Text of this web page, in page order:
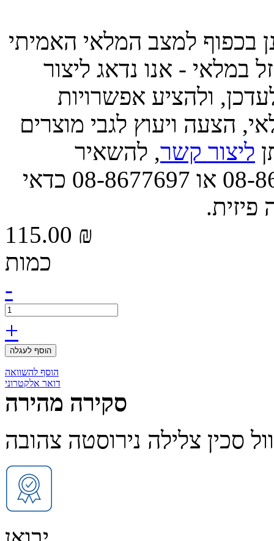
בכפוף למצב המלאי האמיתי
במלאי - אנו נדאג ליצור
ולהציע אפשרויות
הצעה ויעוץ לגבי מוצרים
ליצור קשר, להשאיר
הודעה, או לפנות אלינו בטל' 08-8677663 או 08-8677697 כדאי
פיזית.
115.00 ₪
כמות
-
+
הוסף לעגלה
הוסף להשוואה
דואר אלקטרוני
סקירה מהירה
סכין צלילה נירוסטה צהובה